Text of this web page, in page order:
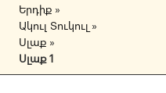
Երդիք »
Ակուլ Տուկուլ »
Սլաք »
Սլաք 1